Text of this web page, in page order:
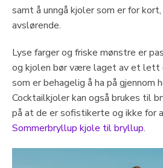
samt å unngå kjoler som er for
avslørende.
Lyse farger og friske mønstre er
og kjolen bør være laget av et lett
som er behagelig å ha på gjennom
Cocktailkjoler kan også brukes til
på at de er sofistikerte og ikke for
Sommerbryllup kjole til bryllup.